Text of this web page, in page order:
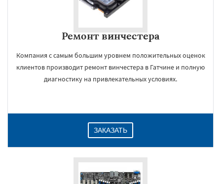
Ремонт винчестера
Компания с самым большим уровнем положительных оценок
клиентов производит ремонт винчестера в Гатчине и полную
диагностику на привлекательных условиях.
ЗАКАЗАТЬ